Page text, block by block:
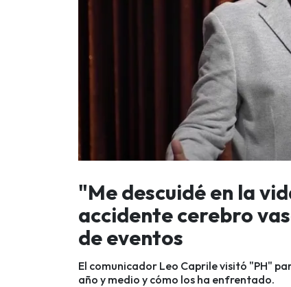
"Me descuidé en la
accidente cerebro
de eventos
El comunicador Leo Caprile visitó "PH"
año y medio y cómo los ha enfrentado.